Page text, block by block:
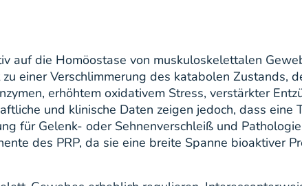
auf die Homöostase von muskuloskelettalen
einer Verschlimmerung des katabolen Zustands,
erhöhtem oxidativem Stress, verstärkter
und klinische Daten zeigen jedoch, dass eine
für Gelenk- oder Sehnenverschleiß und
des PRP, da sie eine breite Spanne bioaktiver